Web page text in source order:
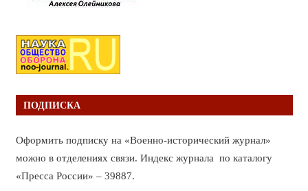
ПОДПИСКА
Оформить подписку на «Военно-исторический журнал»
можно в отделениях связи. Индекс журнала по каталогу
«Пресса России» – 39887.